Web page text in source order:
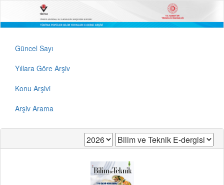
Güncel Sayı
Yıllara Göre Arşiv
Konu Arşivi
Arşiv Arama